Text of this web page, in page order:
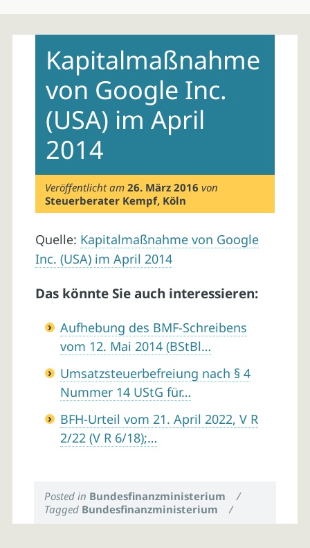
contentKapitalmaßnahme
von Google Inc.
(USA) im April
2014
Veröffentlicht am26. März 2016 von
Steuerberater Kempf, Köln
Quelle: Kapitalmaßnahme von Google
Inc. (USA) im April 2014
Das könnte Sie auch interessieren:
Aufhebung des BMF-Schreibens
vom 12. Mai 2014 (BStBl…
Umsatzsteuerbefreiung nach § 4
Nummer 14 UStG für…
BFH-Urteil vom 21. April 2022, V R
2/22 (V R 6/18);…
Posted in Bundesfinanzministerium
/
Tagged Bundesfinanzministerium /